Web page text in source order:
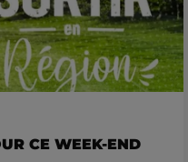
CE WEEK-END